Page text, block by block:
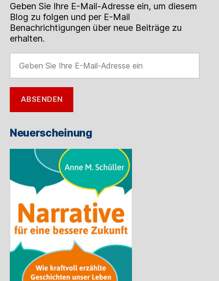
Geben Sie Ihre E-Mail-Adresse ein, um diesem
Blog zu folgen und per E-Mail
Benachrichtigungen über neue Beiträge zu
erhalten.
Sie
Ihre
E-
Mail-
Adresse
ABSENDEN
Neuerscheinung